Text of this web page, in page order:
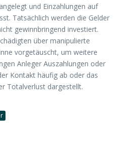
und Einzahlungen auf
Tatsächlich werden die Gelder
gewinnbringend investiert.
über manipulierte
vorgetäuscht, um weitere
Anleger Auszahlungen oder
Kontakt häufig ab oder das
Totalverlust dargestellt.